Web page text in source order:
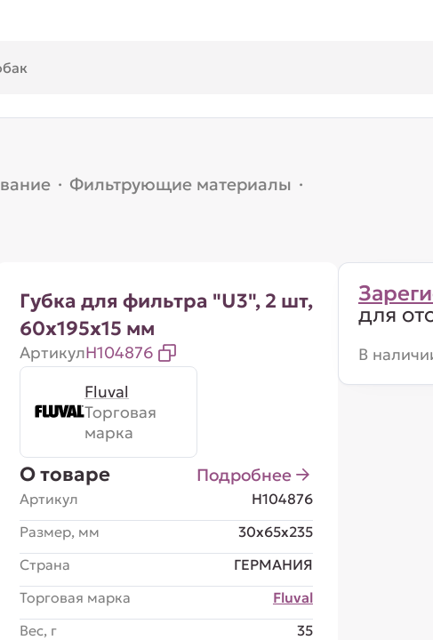
· Фильтрующие материалы ·
Губка для фильтра "U3", 2 шт,
60х195х15 мм
АртикулH104876
Fluval
Торговая
марка
О товаре Подробнее
Артикул
H104876
Размер, мм
30x65x235
Страна
ГЕРМАНИЯ
Торговая марка
Fluval
Вес, г
35
для
В